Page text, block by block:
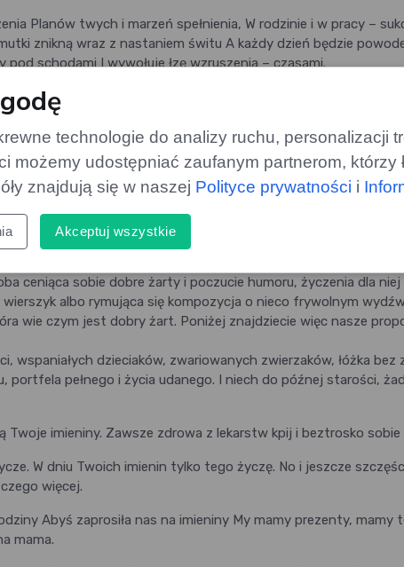
Planów twych i marzeń spełnienia, W rodzinie i w pracy –
znikną wraz z nastaniem świtu A każdy dzień będzie
pod schodami I wywołuje łzę wzruszenia – czasami.
nas mama prosi, W dniu Jej święta, Jej imienin, Niech się
A więcej miejsca znajdzie się na dotyk, Pocałunek, przytulenie,
SZCZĘŚCIA, bo: szczęście to Twój uśmiech, który zawsze
to śpiew, taniec i muzyka szczęście to umieć patrzeć,
imieninowe dla mamy od
ceniąca sobie dobre żarty i poczucie humoru, życzenia dla
albo rymująca się kompozycja o nieco frywolnym
wie czym jest dobry żart. Poniżej znajdziecie więc nasze
wspaniałych dzieciaków, zwariowanych zwierzaków, łóżka bez
pełnego i życia udanego. I niech do późnej starości,
Twoje imieniny. Zawsze zdrowa z lekarstw kpij i beztrosko sobie
W dniu Twoich imienin tylko tego życzę. No i jeszcze
więcej.
Abyś zaprosiła nas na imieniny My mamy prezenty, mamy
mama.
technologie do analizy ruchu, personalizacji
możemy udostępniać zaufanym partnerom, którzy
znajdują się w naszej Polityce prywatności i
Akceptuj wszystkie